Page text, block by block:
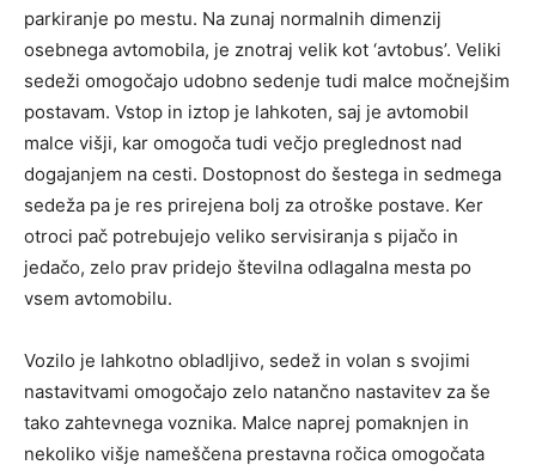
parkiranje po mestu. Na zunaj normalnih dimenzij
osebnega avtomobila, je znotraj velik kot ‘avtobus’. Veliki
sedeži omogočajo udobno sedenje tudi malce močnejšim
postavam. Vstop in iztop je lahkoten, saj je avtomobil
malce višji, kar omogoča tudi večjo preglednost nad
dogajanjem na cesti. Dostopnost do šestega in sedmega
sedeža pa je res prirejena bolj za otroške postave. Ker
otroci pač potrebujejo veliko servisiranja s pijačo in
jedačo, zelo prav pridejo številna odlagalna mesta po
vsem avtomobilu.
Vozilo je lahkotno obladljivo, sedež in volan s svojimi
nastavitvami omogočajo zelo natančno nastavitev za še
tako zahtevnega voznika. Malce naprej pomaknjen in
nekoliko višje nameščena prestavna ročica omogočata